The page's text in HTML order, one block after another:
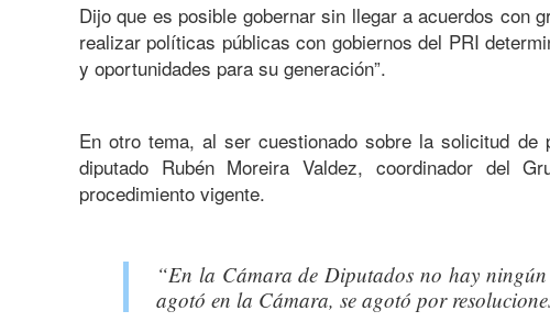
Dijo que es posible gobernar sin llegar a acuerdos con
realizar políticas públicas con gobiernos del PRI
y oportunidades para su generación”.
En otro tema, al ser cuestionado sobre la solicitud de
diputado Rubén Moreira Valdez, coordinador del
procedimiento vigente.
“En la Cámara de Diputados no hay
agotó en la Cámara, se agotó por